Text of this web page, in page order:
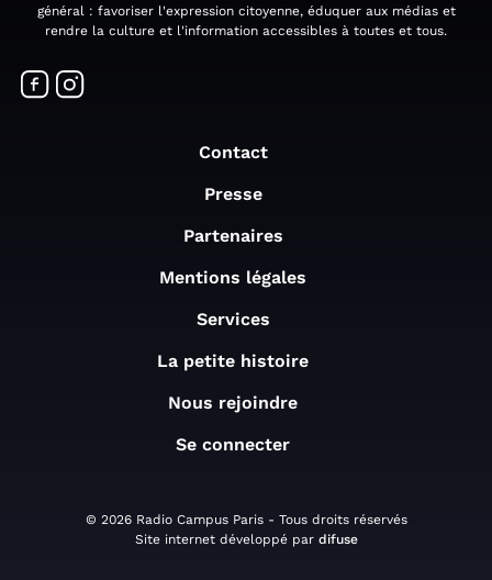
général : favoriser l'expression citoyenne, éduquer aux médias et
rendre la culture et l'information accessibles à toutes et tous.
Contact
Presse
Partenaires
Mentions légales
Services
La petite histoire
Nous rejoindre
Se connecter
© 2026 Radio Campus Paris - Tous droits réservés
Site internet développé par difuse